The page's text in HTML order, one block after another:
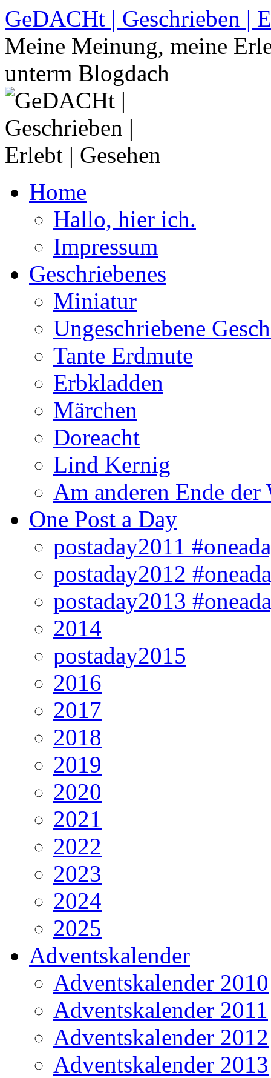
Zum
Inhalt
springen
GeDACHt | Geschrieben |
Meine Meinung, meine
unterm Blogdach
Home
Hallo, hier ich.
Impressum
Geschriebenes
Miniatur
Ungeschriebene
Tante Erdmute
Erbkladden
Märchen
Doreacht
Lind Kernig
Am anderen Ende der
One Post a Day
postaday2011
postaday2012
postaday2013
2014
postaday2015
2016
2017
2018
2019
2020
2021
2022
2023
2024
2025
Adventskalender
Adventskalender 2010
Adventskalender 2011
Adventskalender 2012
Adventskalender 2013